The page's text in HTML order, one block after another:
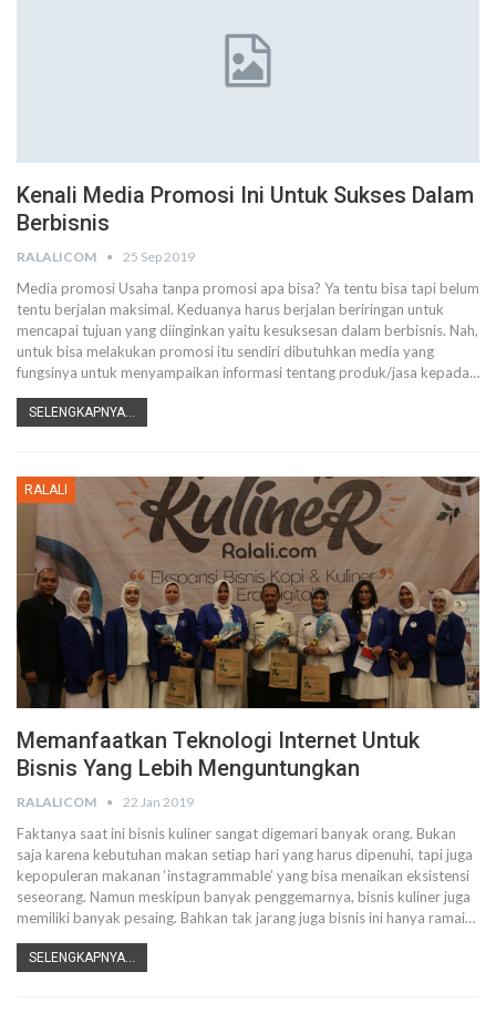
Kenali Media Promosi Ini Untuk Sukses Dalam
Berbisnis
RALALICOM 25 Sep 2019
Media promosi Usaha tanpa promosi apa bisa? Ya tentu bisa tapi belum
tentu berjalan maksimal. Keduanya harus berjalan beriringan untuk
mencapai tujuan yang diinginkan yaitu kesuksesan dalam berbisnis. Nah,
untuk bisa melakukan promosi itu sendiri dibutuhkan media yang
fungsinya untuk menyampaikan informasi tentang produk/jasa kepada…
SELENGKAPNYA...
RALALI
Memanfaatkan Teknologi Internet Untuk
Bisnis Yang Lebih Menguntungkan
RALALICOM 22 Jan 2019
Faktanya saat ini bisnis kuliner sangat digemari banyak orang. Bukan
saja karena kebutuhan makan setiap hari yang harus dipenuhi, tapi juga
kepopuleran makanan ‘instagrammable’ yang bisa menaikan eksistensi
seseorang. Namun meskipun banyak penggemarnya, bisnis kuliner juga
memiliki banyak pesaing. Bahkan tak jarang juga bisnis ini hanya ramai…
SELENGKAPNYA...